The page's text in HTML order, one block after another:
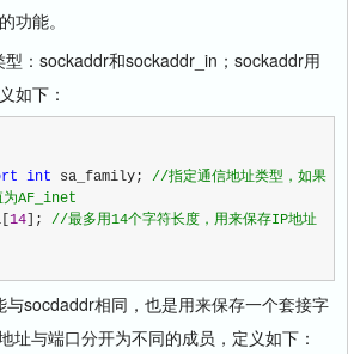
功能。
：sockaddr和sockaddr_in；sockaddr用
如下：
int sa_family; //指定通信地址类型，如果
为AF_inet
14 ]; //最多用14个字符长度，用来保存IP地址
socdaddr相同，也是用来保存一个套接字
址与端口分开为不同的成员，定义如下：